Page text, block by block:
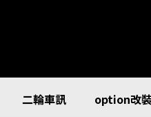
二輪車訊 option改